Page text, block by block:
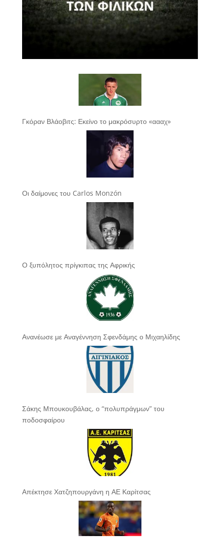
Γκόραν Βλάοβιτς: Εκείνο το μακρόσυρτο «αααχ»
Οι δαίμονες του Carlos Monzón
Ο ξυπόλητος πρίγκιπας της Αφρικής
Ανανέωσε με Αναγέννηση Σφενδάμης ο Μιχαηλίδης
Σάκης Μπουκουβάλας, ο “πολυπράγμων” του
ποδοσφαίρου
Απέκτησε Χατζηπουργάνη η ΑΕ Καρίτσας